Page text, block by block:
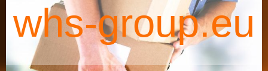
whs-group.eu